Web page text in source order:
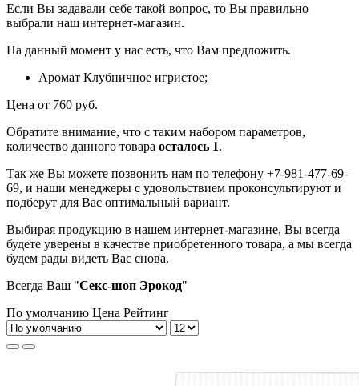
Если Вы задавали себе такой вопрос, то Вы правильно
выбрали наш интернет-магазин.
На данный момент у нас есть, что Вам предложить.
Аромат Клубничное игристое;
Цена от 760 руб.
Обратите внимание, что с таким набором параметров,
количество данного товара осталось 1.
Так же Вы можете позвонить нам по телефону +7-981-477-69-
69, и наши менеджеры с удовольствием проконсультируют и
подберут для Вас оптимальный вариант.
Выбирая продукцию в нашем интернет-магазине, Вы всегда
будете уверены в качестве приобретенного товара, а мы всегда
будем рады видеть Вас снова.
Всегда Ваш "Секс-шоп Эрокод"
По умолчанию Цена Рейтинг